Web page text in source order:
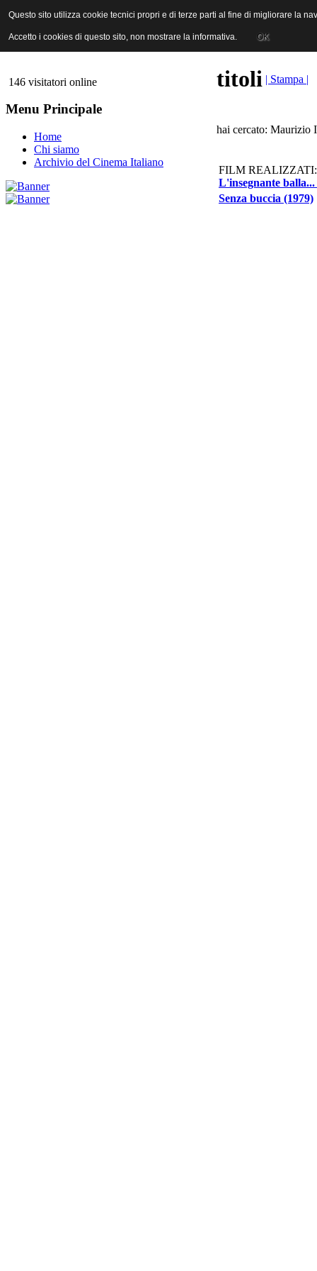
ANICA | Associazione Nazionale Industrie Cinematografiche
146 visitatori online
Menu Principale
Home
Chi siamo
Archivio del Cinema Italiano
titoli | Stampa |
hai cercato: Maurizio
FILM REALIZZATI:
L'insegnante balla...
Senza buccia (1979)
Questo sito utilizza cookie tecnici propri e di terze parti al fine di migliorare la
Accetto i cookies di questo sito, non mostrare la informativa. OK
Questo sito utilizza cookie tecnici propri e di terze parti al fine di migliorare la
Accetto i cookies di questo sito, non mostrare la informativa. OK